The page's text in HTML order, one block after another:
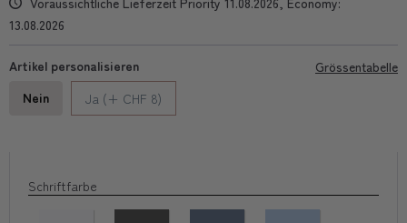
13.08.2026
Grössentabelle
Artikel personalisieren
Nein
Ja (+ CHF 8)
Schriftfarbe